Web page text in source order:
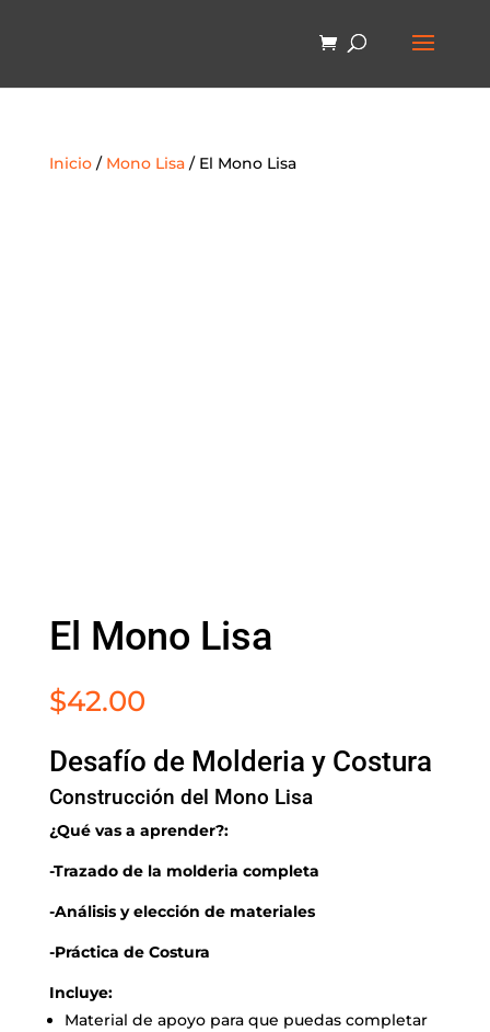
Inicio/ Mono Lisa/ El Mono Lisa
El Mono Lisa
$42.00
Desafío de Molderia y Costura
Construcción del Mono Lisa
¿Qué vas a aprender?:
-Trazado de la molderia completa
-Análisis y elección de materiales
-Práctica de Costura
Incluye:
Material de apoyo para que puedas completar